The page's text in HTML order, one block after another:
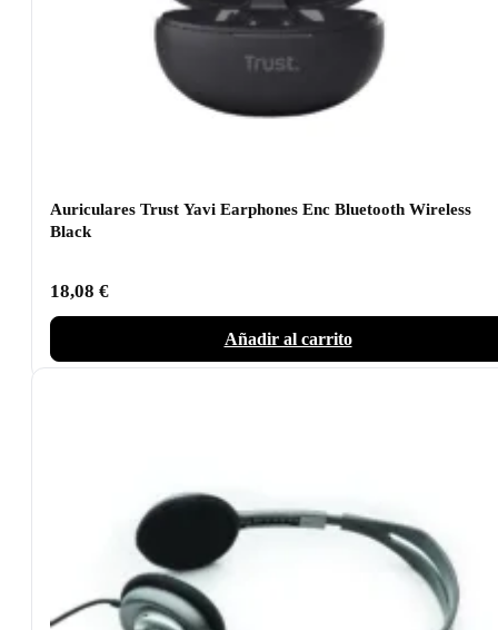
Auriculares Trust Yavi Earphones Enc Bluetooth Wireless
Black
18,08 €
Añadir al carrito